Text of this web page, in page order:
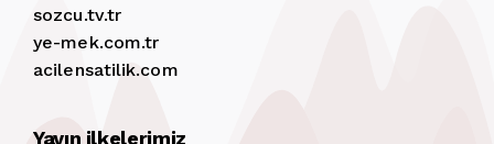
sozcu.tv.tr
ye-mek.com.tr
acilensatilik.com
Yayın ilkelerimiz